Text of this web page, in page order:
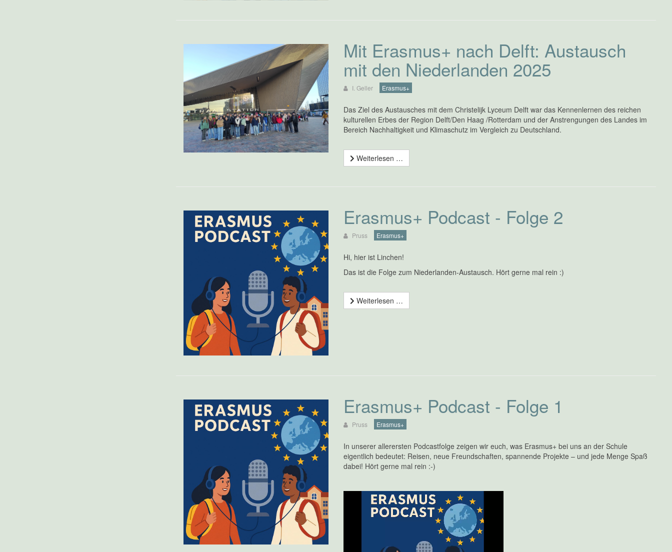
Mit Erasmus+ nach Delft: Austausch
mit den Niederlanden 2025
I. Geller Erasmus+
Das Ziel des Austausches mit dem Christelijk Lyceum Delft war das Kennenlernen des reichen
kulturellen Erbes der Region Delft/Den Haag /Rotterdam und der Anstrengungen des Landes im
Bereich Nachhaltigkeit und Klimaschutz im Vergleich zu Deutschland.
Weiterlesen …
Erasmus+ Podcast - Folge 2
Pruss Erasmus+
Hi, hier ist Linchen!
Das ist die Folge zum Niederlanden-Austausch. Hört gerne mal rein :)
Weiterlesen …
Erasmus+ Podcast - Folge 1
Pruss Erasmus+
In unserer allerersten Podcastfolge zeigen wir euch, was Erasmus+ bei uns an der Schule
eigentlich bedeutet: Reisen, neue Freundschaften, spannende Projekte – und jede Menge Spaß
dabei! Hört gerne mal rein :-)